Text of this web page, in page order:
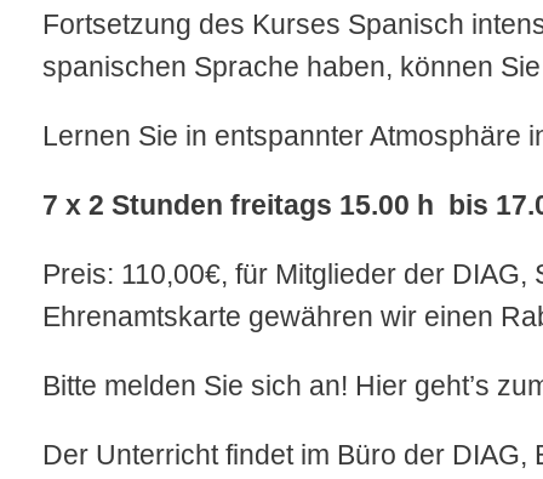
Fortsetzung des Kurses Spanisch
spanischen Sprache haben, können
Lernen Sie in entspannter Atmosphäre
7 x 2 Stunden freitags 15.00 h bis
Preis: 110,00€, für Mitglieder der
Ehrenamtskarte gewähren wir einen
Bitte melden Sie sich an! Hier geht’s
Der Unterricht findet im Büro der